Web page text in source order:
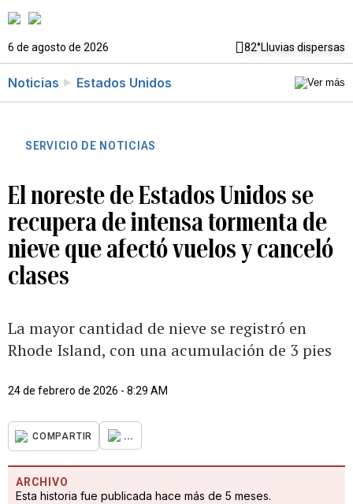
6 de agosto de 2026 82°Lluvias dispersas
Noticias Estados Unidos
SERVICIO DE NOTICIAS
El noreste de Estados Unidos se
recupera de intensa tormenta de
nieve que afectó vuelos y canceló
clases
La mayor cantidad de nieve se registró en
Rhode Island, con una acumulación de 3 pies
24 de febrero de 2026 - 8:29 AM
COMPARTIR ...
ARCHIVO
Esta historia fue publicada hace más de 5 meses.